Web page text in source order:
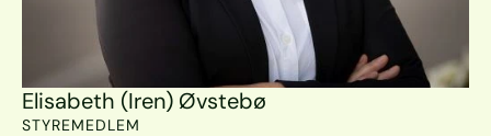
Elisabeth (Iren) Øvstebø
STYREMEDLEM